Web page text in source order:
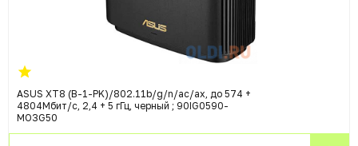
ASUS XT8 (B-1-PK)/802.11b/g/n/ac/ax, до 574 +
4804Мбит/c, 2,4 + 5 гГц, черный ; 90IG0590-
MO3G50